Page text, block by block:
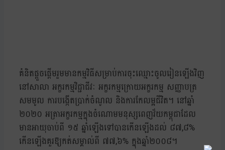
គំនិតផ្តួចផ្តើមរួមមានកម្មវិធីសម្រាប់ការចុះឈ្មោះចូលរៀនឡើងវិញ
នៅសាលា អក្ខរកម្មវិជ្ជាជីវៈ អក្ខរកម្មក្រោយអក្ខរកម្ម សញ្ញាបត្រ
សមមូល ការបង្កើតប្រាក់ចំណូល និងការកែលម្អជីវិត។ នៅឆ្នាំ
២០២០ អត្រាអក្ខរកម្មក្នុងចំណោមមនុស្សពេញវ័យកម្ពុជាដែល
មានអាយុចាប់ពី ១៥ ឆ្នាំឡើងទៅបានកើនឡើងដល់ ៨៧,៨%
កើនឡើងគួរឱ្យកត់សម្គាល់ពី ៧៧,៦% ក្នុងឆ្នាំ២០០៨។